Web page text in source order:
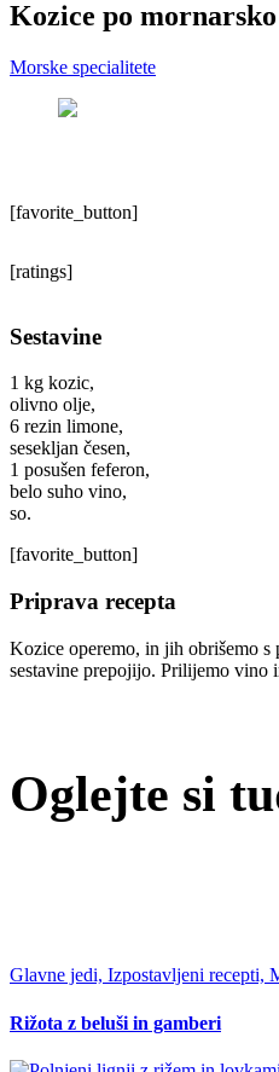
Kozice po mornarsko
Morske specialitete
[favorite_button]
[ratings]
Sestavine
1 kg kozic,
olivno olje,
6 rezin limone,
sesekljan česen,
1 posušen feferon,
belo suho vino,
so.
[favorite_button]
Priprava recepta
Kozice operemo, in jih obrišemo s
sestavine prepojijo. Prilijemo vino
Oglejte si
Glavne jedi, Izpostavljeni recepti,
Rižota z beluši in gamberi